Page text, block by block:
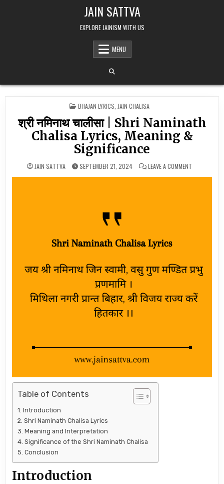
JAIN SATTVA
EXPLORE JAINISM WITH US
MENU
POSTED IN
BHAJAN LYRICS JAIN CHALISA
श्री नमिनाथ चालीसा | Shri Naminath
Chalisa Lyrics, Meaning &
Significance
JAIN SATTVA SEPTEMBER 21, 2024 LEAVE A COMMENT
Table of Contents
Introduction
Shri Naminath Chalisa Lyrics
Meaning and Interpretation
Significance of the Shri Naminath Chalisa
Conclusion
Introduction